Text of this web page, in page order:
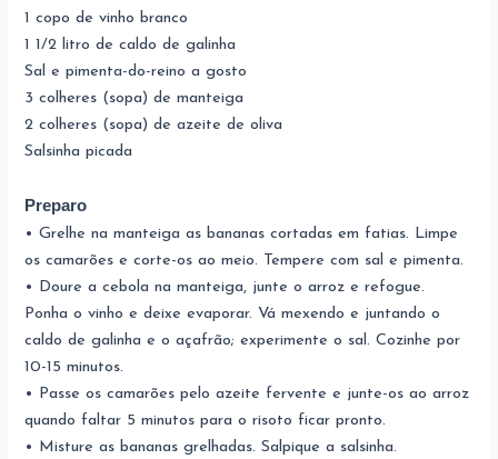
1 copo de vinho branco
1 1/2 litro de caldo de galinha
Sal e pimenta-do-reino a gosto
3 colheres (sopa) de manteiga
2 colheres (sopa) de azeite de oliva
Salsinha picada
Preparo
• Grelhe na manteiga as bananas cortadas em fatias. Limpe
os camarões e corte-os ao meio. Tempere com sal e pimenta.
• Doure a cebola na manteiga, junte o arroz e refogue.
Ponha o vinho e deixe evaporar. Vá mexendo e juntando o
caldo de galinha e o açafrão; experimente o sal. Cozinhe por
10-15 minutos.
• Passe os camarões pelo azeite fervente e junte-os ao arroz
quando faltar 5 minutos para o risoto ficar pronto.
• Misture as bananas grelhadas. Salpique a salsinha.